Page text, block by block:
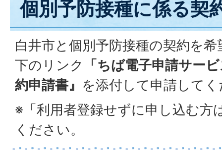
個別予防接種に係る契
白井市と個別予防接種の契約を
下のリンク
「ちば電子申請サー
約申請書』 を添付して申請して
※「利用者登録せずに申し込む方
ください。